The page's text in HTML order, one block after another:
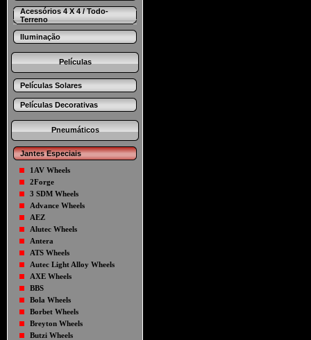
Acessórios 4 X 4 / Todo-
Terreno
Iluminação
Películas
Películas Solares
Películas Decorativas
Pneumáticos
Jantes Especiais
1AV Wheels
2Forge
3 SDM Wheels
Advance Wheels
AEZ
Alutec Wheels
Antera
ATS Wheels
Autec Light Alloy Wheels
AXE Wheels
BBS
Bola Wheels
Borbet Wheels
Breyton Wheels
Butzi Wheels